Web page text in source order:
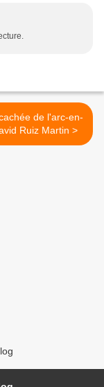
de l'arc-en-
ciel - David Ruiz Martin >